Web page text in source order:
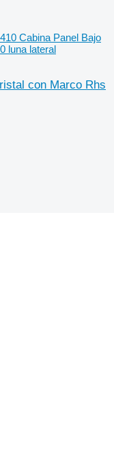
Cabina Panel Bajo
luna lateral
con Marco Rhs